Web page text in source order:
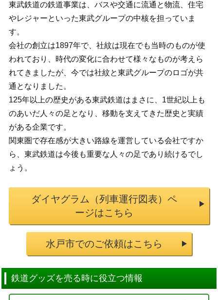
東武鉄道の鉄道事業は、バスや交通に流通と物流、住宅
やレジャーといった東武グループの中核を担っていま
す。
会社の創立は1897年で、社紋は現在でも当時のものが使
われており、時代の変化に合わせて様々なものが考えら
れてきましたが、今では社紋と東武グループのロゴが共
通となりました。
125年以上の歴史がある東武鉄道はまさに、1世紀以上も
のあいだ人々の足となり、移動を支えてきた歴史と実績
がある企業です。
関東圏で存在感が大きい路線を運営している会社ですか
ら、東武鉄道は今後も重要な人々の足であり続けるでし
ょう。
ダイヤグラム（列車運行図表）ペ
ージはこちら
水戸市でのご依頼はこちら
鉄道グッズを売る時に役立つ情報